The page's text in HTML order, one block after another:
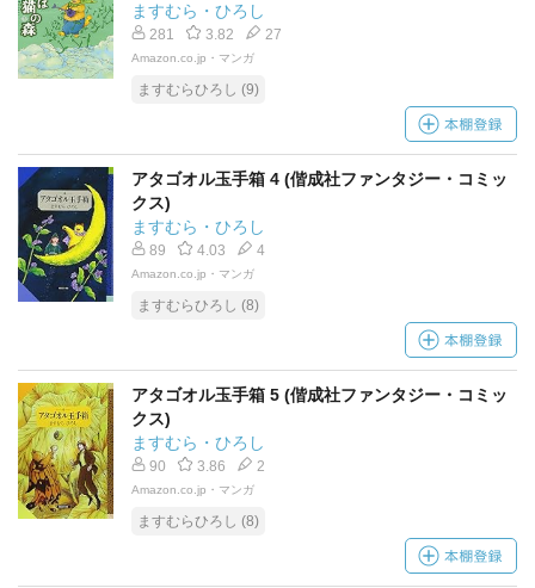
ますむら・ひろし
281 3.82 27
Amazon.co.jp・マンガ
ますむらひろし (9)
アタゴオル玉手箱 4 (偕成社ファンタジー・コミッ
クス)
ますむら・ひろし
89 4.03 4
Amazon.co.jp・マンガ
ますむらひろし (8)
アタゴオル玉手箱 5 (偕成社ファンタジー・コミッ
クス)
ますむら・ひろし
90 3.86 2
Amazon.co.jp・マンガ
ますむらひろし (8)